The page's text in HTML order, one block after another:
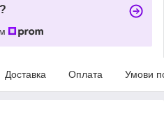
Доставка Оплата Умови